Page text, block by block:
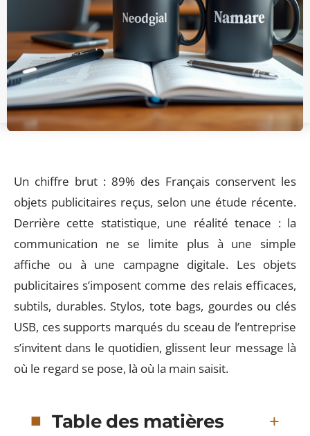
Un chiffre brut : 89% des Français conservent les
objets publicitaires reçus, selon une étude récente.
Derrière cette statistique, une réalité tenace : la
communication ne se limite plus à une simple
affiche ou à une campagne digitale. Les objets
publicitaires s’imposent comme des relais efficaces,
subtils, durables. Stylos, tote bags, gourdes ou clés
USB, ces supports marqués du sceau de l’entreprise
s’invitent dans le quotidien, glissent leur message là
où le regard se pose, là où la main saisit.
Table des matières